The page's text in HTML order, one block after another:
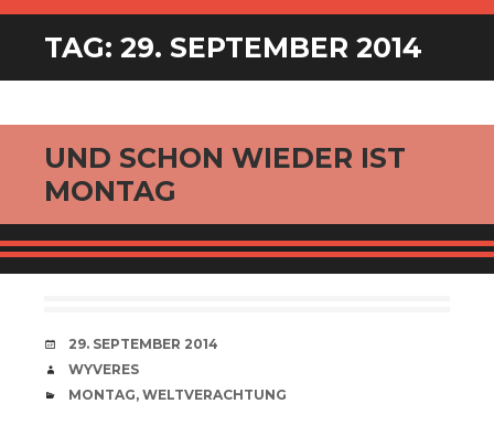
TAG: 29. SEPTEMBER 2014
UND SCHON WIEDER IST
MONTAG
VERABREDUNG
29. SEPTEMBER 2014
VERFASSER
WYVERES
CATEGORIES
MONTAG, WELTVERACHTUNG